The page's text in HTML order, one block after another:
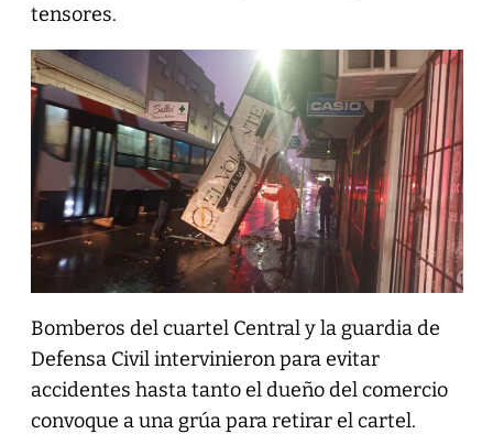
tensores.
Bomberos del cuartel Central y la guardia de
Defensa Civil intervinieron para evitar
accidentes hasta tanto el dueño del comercio
convoque a una grúa para retirar el cartel.